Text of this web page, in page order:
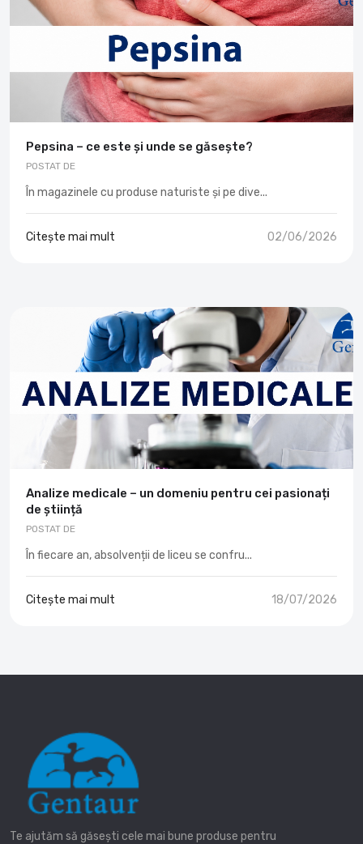
Pepsina – ce este și unde se găsește?
POSTAT DE
În magazinele cu produse naturiste și pe dive...
Citește mai mult 02/06/2026
Analize medicale – un domeniu pentru cei pasionați
de știință
POSTAT DE
În fiecare an, absolvenții de liceu se confru...
Citește mai mult 18/07/2026
Te ajutăm să găsești cele mai bune produse pentru